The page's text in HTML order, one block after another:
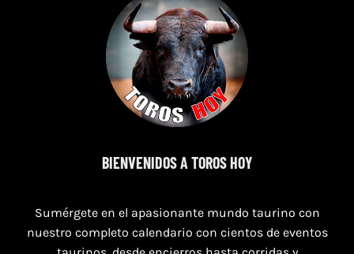
16 de agosto de 2026
BIENVENIDOS A TOROS HOY
Sumérgete en el apasionante mundo taurino con
nuestro completo calendario con cientos de eventos